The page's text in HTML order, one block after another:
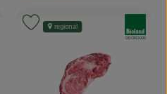
, Kontrollstelle:
DE-ÖKO-006
regional
Produkt zu Favouriten